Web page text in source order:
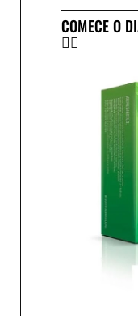
COMECE O
👇🏻